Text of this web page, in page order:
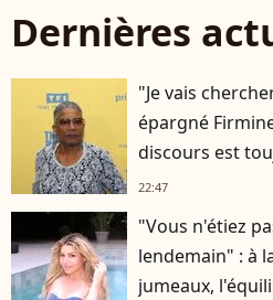
Dernières
"Je vais
épargné
discours est
22:47
"Vous n'étiez
lendemain" : à
jumeaux,